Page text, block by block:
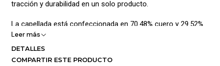
tracción y durabilidad en un solo producto.
La capellada está confeccionada en 70.48% cuero y 29.52%
material sintético, lo que garantiza una mayor durabilidad sin
sacrificar el estilo. El forro de malla asegura una óptima
transpirabilidad, mientras que la suela de 100% caucho y la
Leer más
DETALLES
COMPARTIR ESTE PRODUCTO